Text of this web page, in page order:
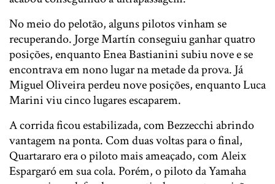
No meio do pelotão, alguns pilotos vinham se
recuperando. Jorge Martín conseguiu ganhar quatro
posições, enquanto Enea Bastianini subiu nove e se
encontrava em nono lugar na metade da prova. Já
Miguel Oliveira perdeu nove posições, enquanto Luca
Marini viu cinco lugares escaparem.
A corrida ficou estabilizada, com Bezzecchi abrindo
vantagem na ponta. Com duas voltas para o final,
Quartararo era o piloto mais ameaçado, com Aleix
Espargaró em sua cola. Porém, o piloto da Yamaha